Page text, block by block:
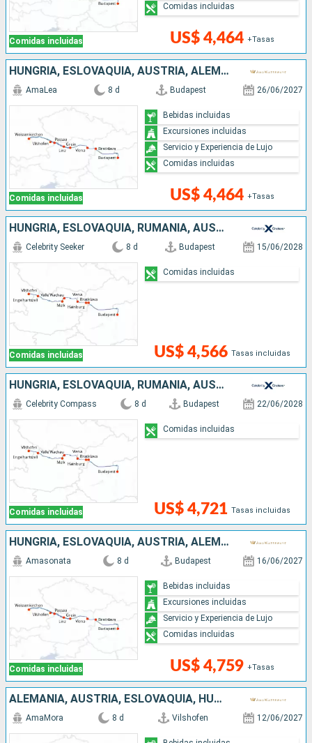
Comidas incluidas US$ 4,464 +Tasas
Comidas incluidas
HUNGRÍA, ESLOVAQUIA, AUSTRIA, ALEMANIA
Comidas incluidas
AmaLea 8 d Budapest 26/06/2027
US$ 4,464 +Tasas
Bebidas incluidas
Excursiones incluidas
Servicio y Experiencia de Lujo
Comidas incluidas
HUNGRÍA, ESLOVAQUIA, RUMANIA, AUSTRIA, ALEMANIA
Comidas incluidas
Celebrity Seeker 8 d Budapest 15/06/2028
US$ 4,566 Tasas incluidas
Comidas incluidas
HUNGRÍA, ESLOVAQUIA, RUMANIA, AUSTRIA, ALEMANIA
Comidas incluidas
Celebrity Compass 8 d Budapest 22/06/2028
US$ 4,721 Tasas incluidas
Comidas incluidas
HUNGRÍA, ESLOVAQUIA, AUSTRIA, ALEMANIA
Comidas incluidas
Amasonata 8 d Budapest 16/06/2027
US$ 4,759 +Tasas
Bebidas incluidas
Excursiones incluidas
Servicio y Experiencia de Lujo
Comidas incluidas
ALEMANIA, AUSTRIA, ESLOVAQUIA, HUNGRÍA
AmaMora 8 d Vilshofen 12/06/2027